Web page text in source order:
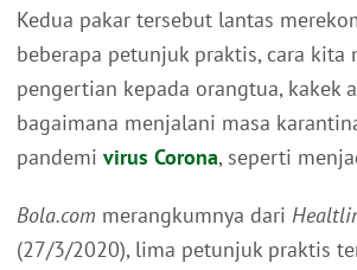
Kedua pakar tersebut lantas
beberapa petunjuk praktis, cara kita
pengertian kepada orangtua, kakek
bagaimana menjalani masa
pandemi virus Corona, seperti
Bola.com merangkumnya dari
(27/3/2020), lima petunjuk praktis